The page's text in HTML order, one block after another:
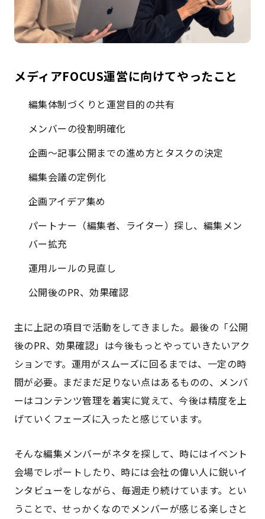
メディアFOCUS運営に向けてやったこと
編集体制づくりと運営目的の共有
メンバーの役割明確化
企画〜記事公開までの進め方とタスクの決定
編集会議の定例化
企画アイデア集め
パートナー（編集者、ライター）探し、編集メン
バー拡充
運用ルールの見直し
公開後のPR、効果確認
主に上記の項目で活動をしてきました。最後の「公開
後のPR、効果確認」は今後もっとやっていきたいアク
ションです。運用がスムーズに回るまでは、一定の時
間が必要。まだまだ足りない点はあるものの、メンバ
ーはコンテンツ管理を着実に覚えて、今後は精度を上
げていくフェーズに入ったと感じています。
そんな編集メンバーがネタを探して、時にはイベント
会場でレポートしたり、時には会社の偉い人に鋭いイ
ンタビューをしながら、毎週走り続けています。とい
うことで、せっかくなのでメンバーが感じる楽しさと